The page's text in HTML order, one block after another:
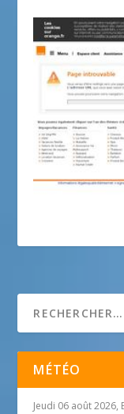
MÉTÉO
Jeudi 06 août 2026,